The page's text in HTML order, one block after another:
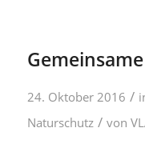
24. Oktober 2016 /
Naturschutz / von